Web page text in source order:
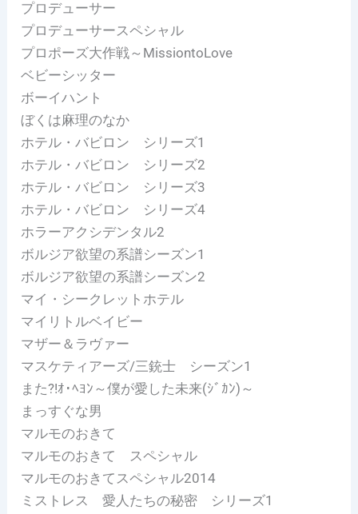
プロデューサー
プロデューサースペシャル
プロポーズ大作戦～MissiontoLove
ベビーシッター
ボーイハント
ぼくは麻理のなか
ホテル・バビロン シリーズ1
ホテル・バビロン シリーズ2
ホテル・バビロン シリーズ3
ホテル・バビロン シリーズ4
ホラーアクシデンタル2
ボルジア欲望の系譜シーズン1
ボルジア欲望の系譜シーズン2
マイ・シークレットホテル
マイリトルベイビー
マザー＆ラヴァー
マスケティアーズ/三銃士 シーズン1
また?!ｵ･ﾍﾖﾝ～僕が愛した未来(ｼﾞｶﾝ)～
まっすぐな男
マルモのおきて
マルモのおきて スペシャル
マルモのおきてスペシャル2014
ミストレス 愛人たちの秘密 シリーズ1